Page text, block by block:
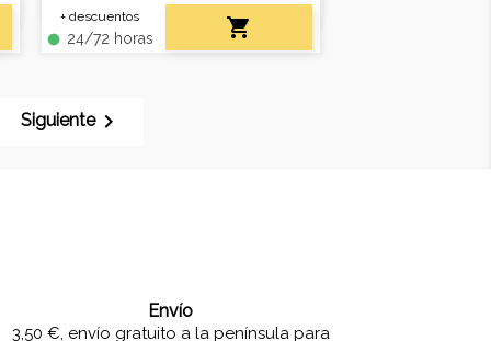
+ descuentos
fiber_manual_record 24/72 horas

Siguiente
Envío
3,50 €, envío gratuito a la península para